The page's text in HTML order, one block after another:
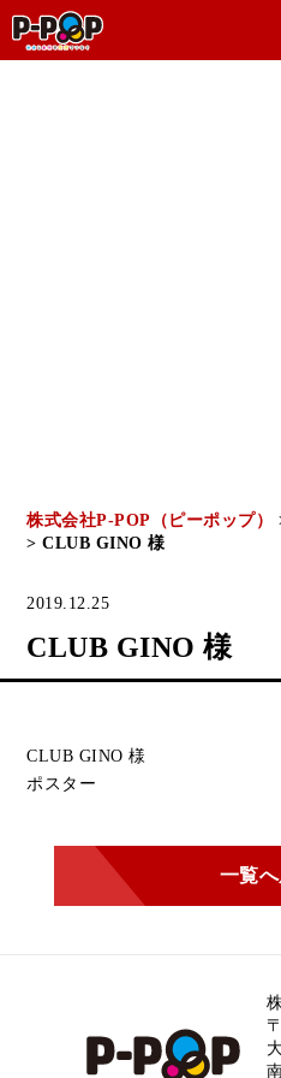
株式会社P-POP（ピーポップ）
>CLUB GINO 様
2019.12.25
CLUB GINO 様
CLUB GINO 様
ポスター
一覧